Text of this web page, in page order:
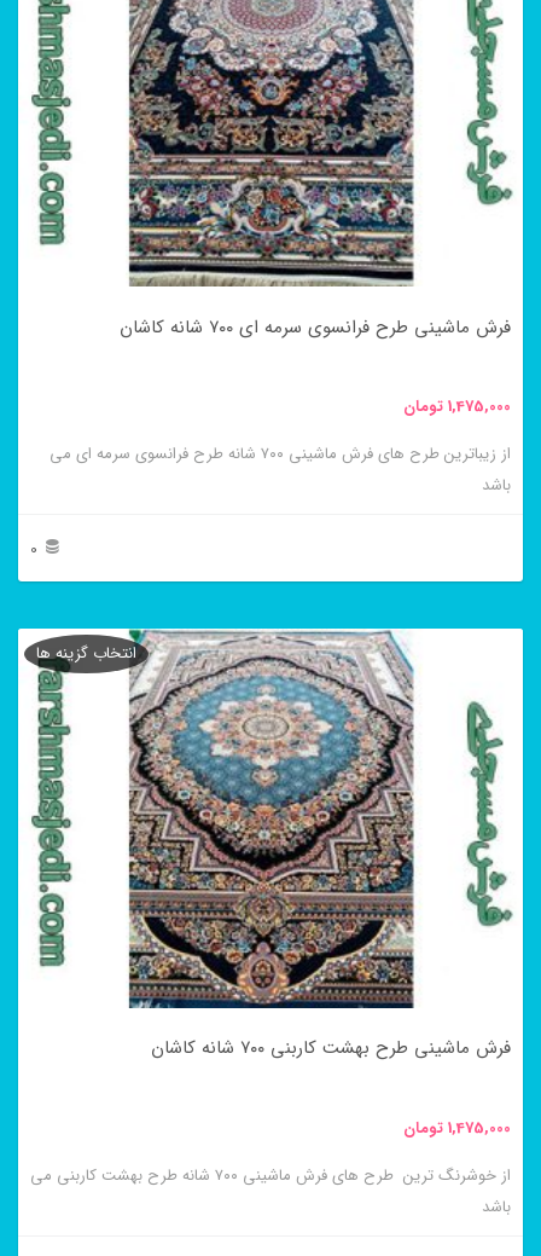
مختلفی
باشد.
گزینه
ها
صفحه
انتخاب
شوند
فرش ماشینی طرح فرانسوی سرمه ای ۷۰۰ شانه کاشان
1,475,000تومان
از زیباترین طرح های فرش ماشینی ۷۰۰ شانه طرح فرانسوی سرمه ای می
باشد
0
محصول
مختلفی
باشد.
گزینه
ها
صفحه
انتخاب
شوند
فرش ماشینی طرح بهشت کاربنی ۷۰۰ شانه کاشان
1,475,000تومان
از خوشرنگ ترین طرح های فرش ماشینی ۷۰۰ شانه طرح بهشت کاربنی می
باشد
انتخاب گزینه ها